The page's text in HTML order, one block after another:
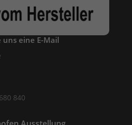
uns eine E-Mail
840